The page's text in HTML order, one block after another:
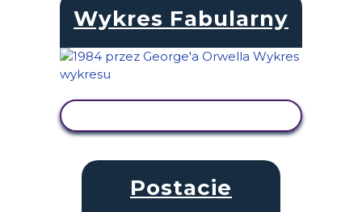
Wykres Fabularny
Postacie